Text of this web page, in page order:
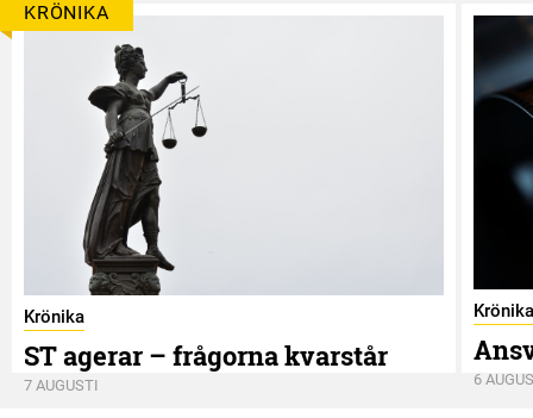
KRÖNIKA
Krönika
ST agerar – frågorna kvarstår
7 AUGUSTI
Krönika
6